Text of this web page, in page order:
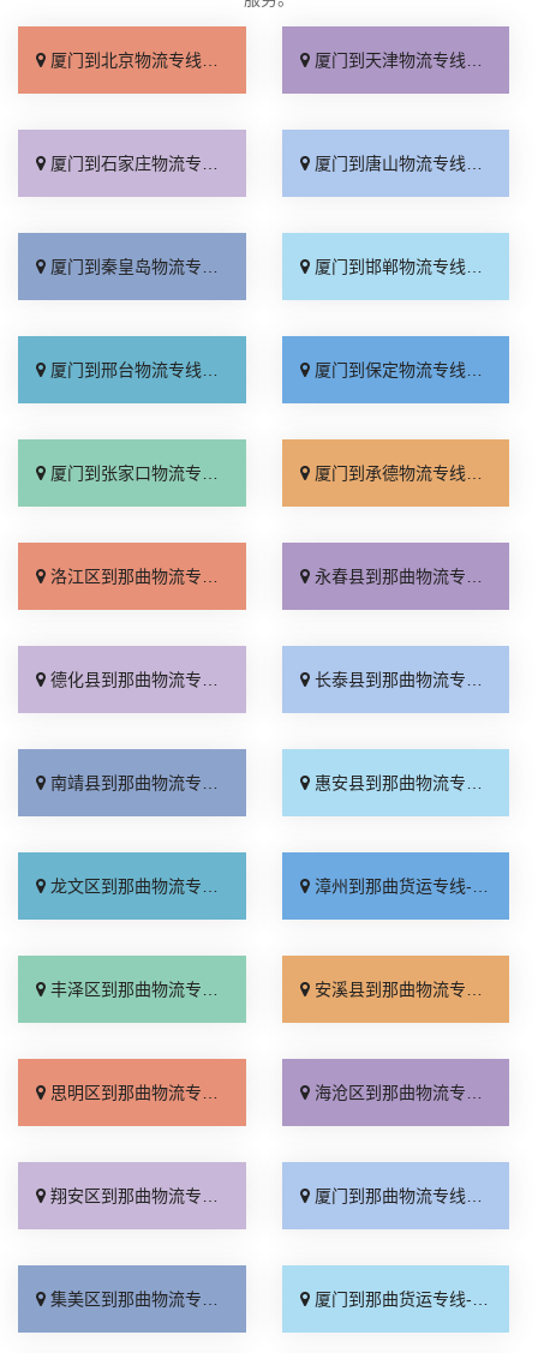
厦门到北京物流专线_直达不中转「送货到门」 厦门到天津物流专线_运保时效「高效快运」
厦门到石家庄物流专线_准时准点「多少公里」 厦门到唐山物流专线_全境派送「收费介绍」
厦门到秦皇岛物流专线_高效运输「运保时效」 厦门到邯郸物流专线_物流拼车「全境配送」
厦门到邢台物流专线_专业靠谱「上门提货」 厦门到保定物流专线_全程直达「高效运输」
厦门到张家口物流专线_全境派送「多久能到」 厦门到承德物流专线_专业调车「合理收费」
洛江区到那曲物流专线_一站直达「资质齐全」 永春县到那曲物流专线_省事省心「全境配送」
德化县到那曲物流专线_多久时间「专线直达」 长泰县到那曲物流专线_要几天到「费用多少」
南靖县到那曲物流专线_高效快运「放心物流」 惠安县到那曲物流专线_每日发车「定点发车」
龙文区到那曲物流专线_按时送达「定点发车」 漳州到那曲货运专线-漳州到那曲物流公司_需要几天「一站直达」
丰泽区到那曲物流专线_专业调车「一站直达」 安溪县到那曲物流专线_运保时效「全境配送」
思明区到那曲物流专线_门到门接送「多少一方」 海沧区到那曲物流专线_专业靠谱「专线查询」
翔安区到那曲物流专线_多少一吨「服务周到」 厦门到那曲物流专线_专业调车「实时反馈」
集美区到那曲物流专线_送货上门「保证时效」 厦门到那曲货运专线-厦门到那曲物流公司_多少一方「几天到达」